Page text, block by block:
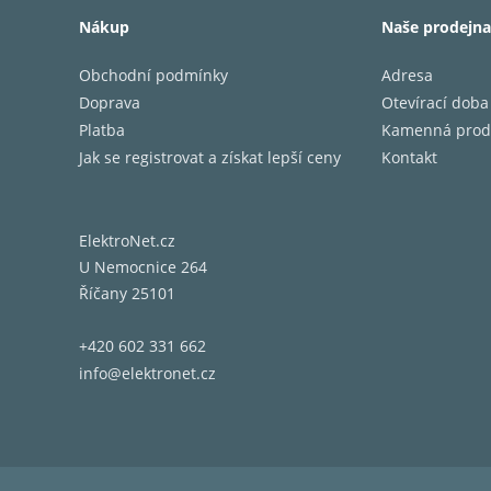
hudby
2x
Nákup
Obchodní podmínky
Doprava
Platba
Jak se registrovat a získat lepší ceny
Naše prodejna
Adresa
Otevírací doba
Kamenná
Kontakt
ElektroNet.cz
U Nemocnice 264
Říčany 25101
+420 602 331 662
info@elektronet.cz